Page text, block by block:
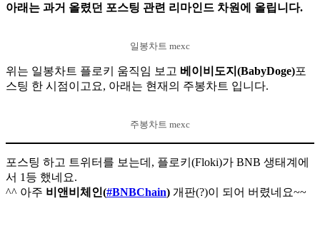
아래는 과거 올렸던 포스팅 관련 리마인드 차원에 올립니다.
일봉차트 mexc
​위는 일봉차트 플로키 움직임 보고 베이비도지(BabyDoge)포
스팅 한 시점이고요, 아래는 현재의 주봉차트 입니다.
주봉차트 mexc
포스팅 하고 트위터를 보는데, 플로키(Floki)가 BNB 생태계에
서 1등 했네요.
^^ 아주 비앤비체인(#BNBChain) 개판(?)이 되어 버렸네요~~